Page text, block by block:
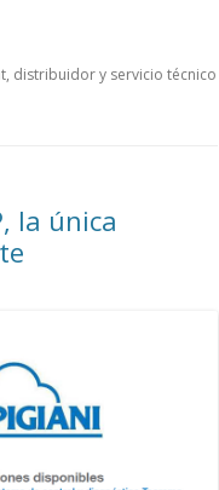
distribuidor y servicio técnico
la única